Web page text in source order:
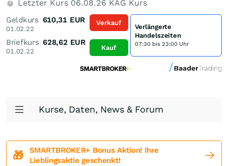
Letzter Kurs 06.08.26 KAG Kurs
Geldkurs
01.02.22
610,31 EUR
Briefkurs
01.02.22
628,62 EUR
Verkauf
Kauf
Verlängerte
Handelszeiten
07:30 bis 23:00 Uhr
Kurse, Daten, News & Forum
🎁
SMARTBROKER+ Bonus Aktion! Ihre
Lieblingsaktie geschenkt!